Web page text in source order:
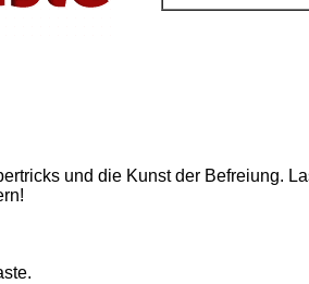
und die Kunst der Befreiung.